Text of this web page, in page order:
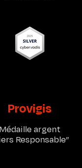
Provigis
Médaille argent
Responsable”